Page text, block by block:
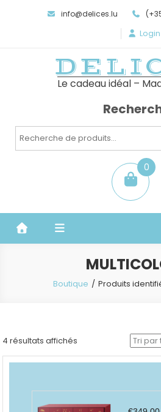
info@delices.lu
Login
Le cadeau idéal –
Recherche
0
item
Boutique Produits
4 résultats affichés
par